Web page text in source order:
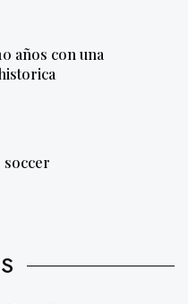
años con una
soccer